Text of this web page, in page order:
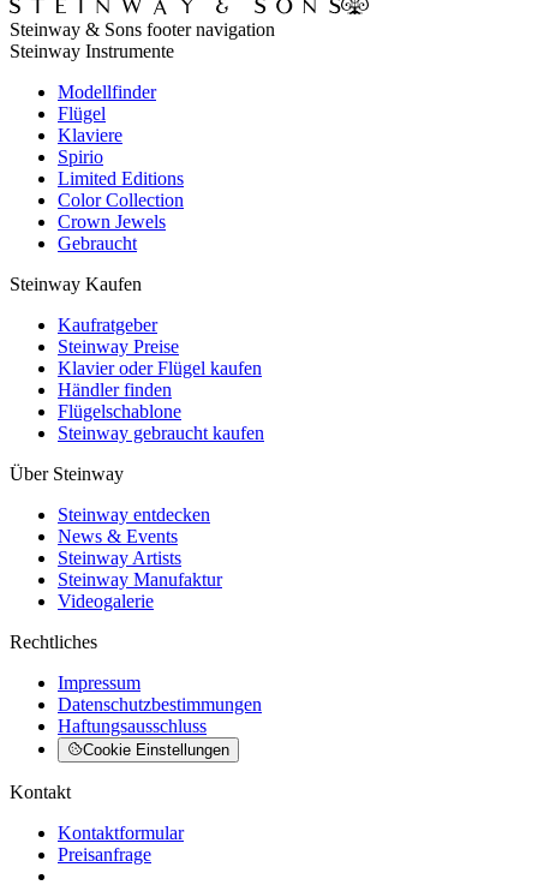
Steinway & Sons footer navigation
Steinway Instrumente
Modellfinder
Flügel
Klaviere
Spirio
Limited Editions
Color Collection
Crown Jewels
Gebraucht
Steinway Kaufen
Kaufratgeber
Steinway Preise
Klavier oder Flügel kaufen
Händler finden
Flügelschablone
Steinway gebraucht kaufen
Über Steinway
Steinway entdecken
News & Events
Steinway Artists
Steinway Manufaktur
Videogalerie
Rechtliches
Impressum
Datenschutzbestimmungen
Haftungsausschluss
Cookie Einstellungen
Kontakt
Kontaktformular
Preisanfrage